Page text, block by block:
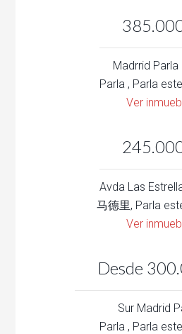
Madrrid Parla
Parla , Parla
Ver
Avda Las
马德里, Parla
Ver
Desde
Sur Madrid
Parla , Parla